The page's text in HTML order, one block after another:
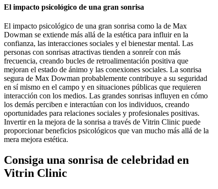
El impacto psicológico de una gran sonrisa
El impacto psicológico de una gran sonrisa como la de Max
Dowman se extiende más allá de la estética para influir en la
confianza, las interacciones sociales y el bienestar mental. Las
personas con sonrisas atractivas tienden a sonreír con más
frecuencia, creando bucles de retroalimentación positiva que
mejoran el estado de ánimo y las conexiones sociales. La sonrisa
segura de Max Dowman probablemente contribuye a su seguridad
en sí mismo en el campo y en situaciones públicas que requieren
interacción con los medios. Las grandes sonrisas influyen en cómo
los demás perciben e interactúan con los individuos, creando
oportunidades para relaciones sociales y profesionales positivas.
Invertir en la mejora de la sonrisa a través de Vitrin Clinic puede
proporcionar beneficios psicológicos que van mucho más allá de la
mera mejora estética.
Consiga una sonrisa de celebridad en
Vitrin Clinic